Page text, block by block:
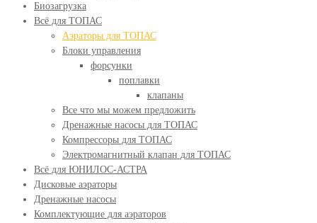
Биозагрузка
Всё для ТОПАС
Аэраторы для ТОПАС
Блоки управления
форсунки
поплавки
клапаны
Все что мы можем предложить
Дренажные насосы для ТОПАС
Компрессоры для ТОПАС
Электромагнитный клапан для ТОПАС
Всё для ЮНИЛОС-АСТРА
Дисковые аэраторы
Дренажные насосы
Комплектующие для аэраторов